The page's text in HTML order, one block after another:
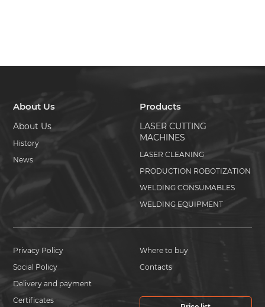
About Us
About Us
History
News
Products
LASER CUTTING
MACHINES
LASER CLEANING
PRODUCTION ROBOTIZATION
WELDING CONSUMABLES
WELDING EQUIPMENT
Privacy Policy
Social Policy
Delivery and payment
Certificates
Where to buy
Contacts